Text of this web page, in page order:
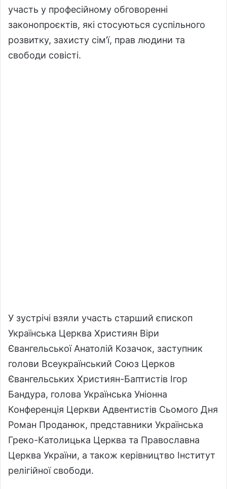
участь у професійному обговоренні
законопроєктів, які стосуються суспільного
розвитку, захисту сім’ї, прав людини та
свободи совісті.
У зустрічі взяли участь старший єпископ
Українська Церква Християн Віри
ЄвангельськоїАнатолій Козачок, заступник
голови Всеукраїнський Союз Церков
Євангельських Християн-Баптистів Ігор
Бандура, голова Українська Уніонна
Конференція Церкви Адвентистів Сьомого Дня
Роман Проданюк, представники Українська
Греко-Католицька Церква та Православна
Церква України, а також керівництво Інститут
релігійної свободи.